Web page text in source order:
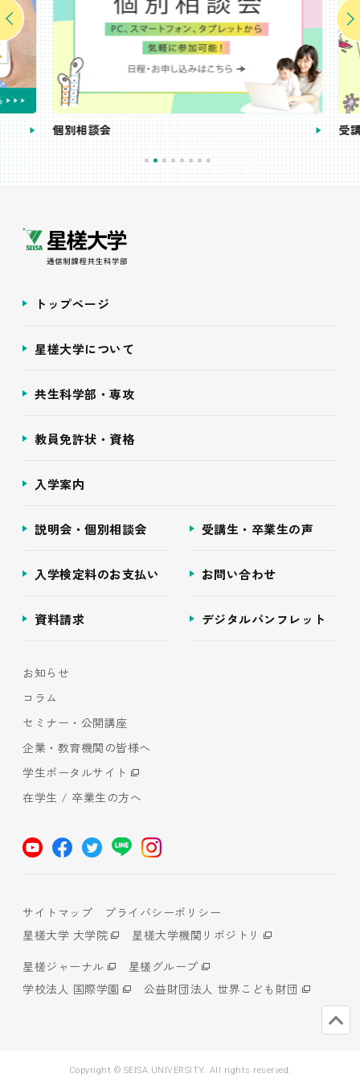
個別相談会 受講
トップページ
星槎大学について
共生科学部・専攻
教員免許状・資格
入学案内
説明会・個別相談会 受講生・卒業生の声
入学検定料のお支払い お問い合わせ
資料請求 デジタルパンフレット
お知らせ
コラム
セミナー・公開講座
企業・教育機関の皆様へ
学生ポータルサイト
在学生 / 卒業生の方へ
サイトマップ
プライバシーポリシー
星槎大学 大学院
星槎大学機関リポジトリ
星槎ジャーナル
星槎グループ
学校法人 国際学園
公益財団法人 世界こども財団
Copyright © SEISA UNIVERSITY. All rights reserved.